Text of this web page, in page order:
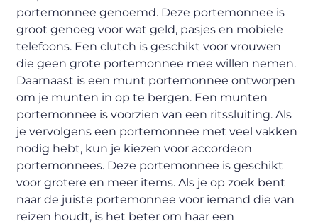
portemonnee genoemd. Deze portemonnee is
groot genoeg voor wat geld, pasjes en mobiele
telefoons. Een clutch is geschikt voor vrouwen
die geen grote portemonnee mee willen nemen.
Daarnaast is een munt portemonnee ontworpen
om je munten in op te bergen. Een munten
portemonnee is voorzien van een ritssluiting. Als
je vervolgens een portemonnee met veel vakken
nodig hebt, kun je kiezen voor accordeon
portemonnees. Deze portemonnee is geschikt
voor grotere en meer items. Als je op zoek bent
naar de juiste portemonnee voor iemand die van
reizen houdt, is het beter om haar een